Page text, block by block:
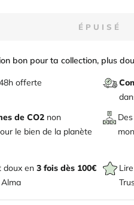
ÉPUISÉ
bon pour ta collection, plus
offerte
de CO2 non
le bien de la planète
doux en 3 fois dès 100€
Alma